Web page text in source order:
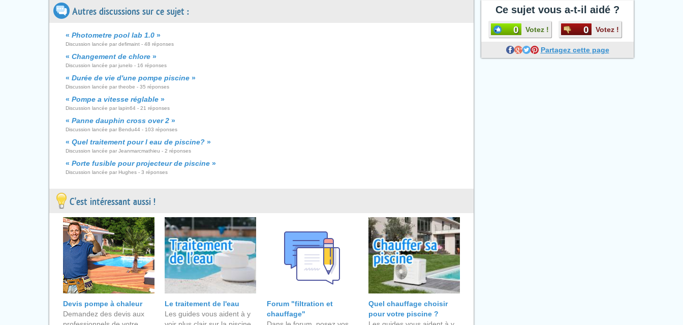
Autres discussions sur ce sujet :
« Photometre pool lab 1.0 »
Discussion lancée par defimaint - 48 réponses
« Changement de chlore »
Discussion lancée par junelo - 16 réponses
« Durée de vie d'une pompe piscine »
Discussion lancée par theobe - 35 réponses
« Pompe a vitesse réglable »
Discussion lancée par lapin64 - 21 réponses
« Panne dauphin cross over 2 »
Discussion lancée par Bendu44 - 103 réponses
« Quel traitement pour l eau de piscine? »
Discussion lancée par Jeanmarcmathieu - 2 réponses
« Porte fusible pour projecteur de piscine »
Discussion lancée par Hughes - 3 réponses
C'est intéressant aussi !
Devis pompe à chaleur
Demandez des devis aux
Le traitement de l'eau
Les guides vous aident à y
Forum "filtration et
chauffage"
Quel chauffage choisir
pour votre piscine ?
Ce sujet vous a-t-il aidé ?
0 Votez ! 0 Votez !
Partagez cette page